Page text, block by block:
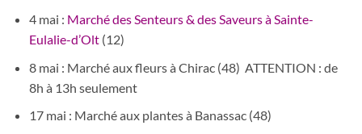
4 mai : Marché des Senteurs & des Saveurs à Sainte-
Eulalie-d’Olt (12)
8 mai : Marché aux fleurs à Chirac (48) ATTENTION : de
8h à 13h seulement
17 mai : Marché aux plantes à Banassac (48)